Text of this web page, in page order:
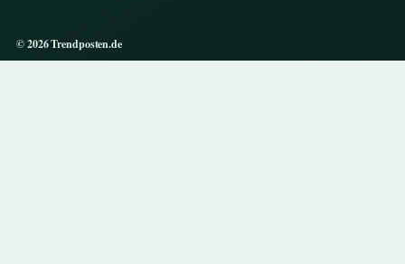
© 2026 Trendposten.de